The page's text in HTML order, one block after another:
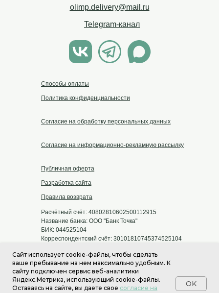
Способы оплаты
Политика конфиденциальности
Согласие на обработку персональных данных
Согласие на информационно-рекламную рассылку
olimp.delivery@mail.ru
Telegram-канал
Расчётный счёт: 40802810602500112915
Название банка: ООО "Банк Точка"
БИК: 044525104
Корреспондентский счёт: 30101810745374525104
предприниматель Гордецов Андрей
Александрович
ИНН: 243701177806
Правила возврата
Разработка сайта
Публичная оферта
Сайт использует cookie-файлы, чтобы сделать
ваше пребывание на нем максимально удобным. К
cайту подключен сервис веб-аналитики
Яндекс.Метрика, использующий cookie-файлы.
Оставаясь на сайте, вы даете свое согласие на
OK